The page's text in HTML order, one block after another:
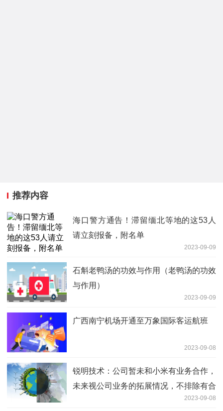
推荐内容
海口警方通告！滞留缅北等地的这53人
请立刻报备，附名单
2023-09-09
石斛老鸭汤的功效与作用（老鸭汤的功效
与作用）
2023-09-09
广西南宁机场开通至万象国际客运航班
2023-09-08
锐明技术：公司暂未和小米有业务合作，
未来视公司业务的拓展情况，不排除有合
2023-09-08